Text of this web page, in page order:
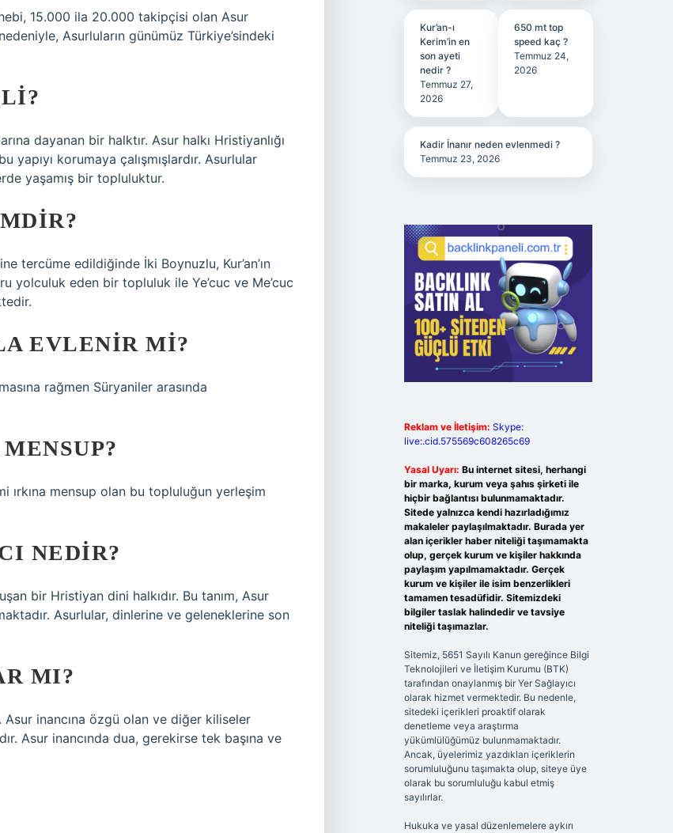
15.000 ila 20.000 takipçisi olan Asur
Asurluların günümüz Türkiye’sindeki
dayanan bir halktır. Asur halkı Hristiyanlığı
korumaya çalışmışlardır. Asurlular
yaşamış bir topluluktur.
yolculuk eden bir topluluk ile Ye’cuc ve Me’cuc
EVLENIR MI?
rağmen Süryaniler arasında
ırkına mensup olan bu topluluğun yerleşim
NEDIR?
bir Hristiyan dini halkıdır. Bu tanım, Asur
Asurlular, dinlerine ve geleneklerine son
MI?
Asur inancına özgü olan ve diğer kiliseler
Asur inancında dua, gerekirse tek başına ve
Kur’an-ı
Kerim’in en
son ayeti
nedir ?
Temmuz 27,
2026
650 mt top
speed kaç ?
Temmuz 24,
2026
Kadir İnanır neden evlenmedi ?
Temmuz 23, 2026
Reklam ve İletişim: Skype:
live:.cid.575569c608265c69
Yasal Uyarı: Bu internet sitesi, herhangi
bir marka, kurum veya şahıs şirketi ile
hiçbir bağlantısı bulunmamaktadır.
Sitede yalnızca kendi hazırladığımız
makaleler paylaşılmaktadır. Burada yer
alan içerikler haber niteliği taşımamakta
olup, gerçek kurum ve kişiler hakkında
paylaşım yapılmamaktadır. Gerçek
kurum ve kişiler ile isim benzerlikleri
tamamen tesadüfidir. Sitemizdeki
bilgiler taslak halindedir ve tavsiye
niteliği taşımazlar.
Sitemiz, 5651 Sayılı Kanun gereğince Bilgi
Teknolojileri ve İletişim Kurumu (BTK)
tarafından onaylanmış bir Yer Sağlayıcı
olarak hizmet vermektedir. Bu nedenle,
sitedeki içerikleri proaktif olarak
denetleme veya araştırma
yükümlülüğümüz bulunmamaktadır.
Ancak, üyelerimiz yazdıkları içeriklerin
sorumluluğunu taşımakta olup, siteye üye
olarak bu sorumluluğu kabul etmiş
sayılırlar.
Hukuka ve yasal düzenlemelere aykırı